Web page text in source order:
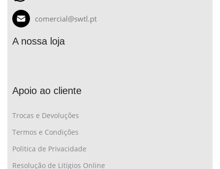
comercial@swtl.pt
A nossa loja
Apoio ao cliente
Trocas e Devoluções
Termos e Condições
Politica de Privacidade
Resolução de Litígios Online